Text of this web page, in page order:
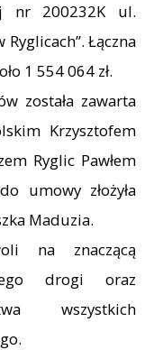
nr 200232K ul.
Łączna
1 554 064 zł.
została zawarta
Krzysztofem
Ryglic Pawłem
umowy złożyła
Maduzia.
na znaczącą
drogi oraz
wszystkich